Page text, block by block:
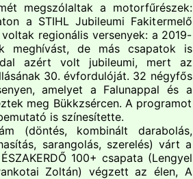
megszólaltak a motorfűrészek:
a STIHL Jubileumi Fakitermelő
regionális versenyek: a 2019-
meghívást, de más csapatok is
azért volt jubileumi, mert az
30. évfordulóját. 32 négyfős
amelyet a Falunappal és a
meg Bükkzsércen. A programot
is színesítette.
(döntés, kombinált darabolás,
sarangolás, szerelés) várt a
100+ csapata (Lengyel
Zoltán) végzett az élen, A